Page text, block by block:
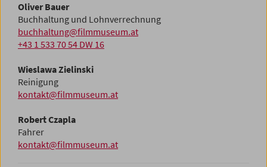
Oliver Bauer
Buchhaltung und Lohnverrechnung
buchhaltung@filmmuseum.at
+43 1 533 70 54 DW 16
Wieslawa Zielinski
Reinigung
kontakt@filmmuseum.at
Robert Czapla
Fahrer
kontakt@filmmuseum.at